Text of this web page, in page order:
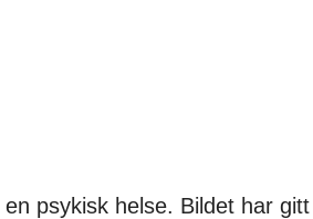
psykisk helse. Bildet har